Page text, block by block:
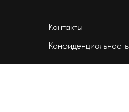
Контакты
Конфиденциальность